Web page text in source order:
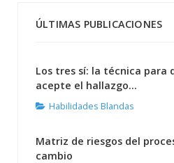
ÚLTIMAS PUBLICACIONES
Los tres sí: la técnica para
acepte el hallazgo...
Habilidades Blandas
Matriz de riesgos del
cambio